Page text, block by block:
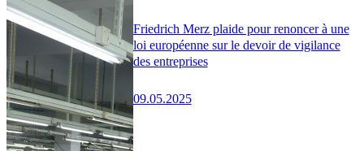
Friedrich Merz plaide pour renoncer à une
loi européenne sur le devoir de vigilance
des entreprises
09.05.2025